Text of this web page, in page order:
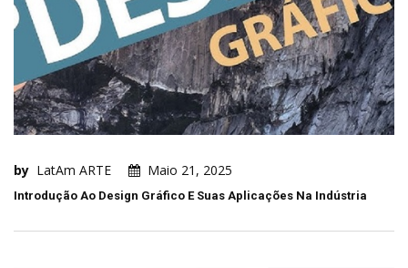
by LatAm ARTE Maio 21, 2025
Introdução Ao Design Gráfico E Suas Aplicações Na Indústria